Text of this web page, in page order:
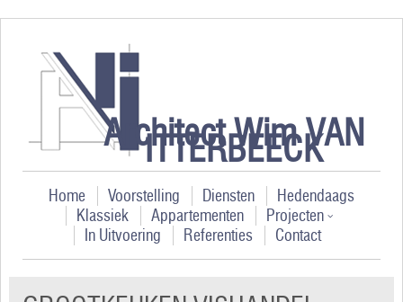
Architect Wim VAN
ITTERBEECK
Home Voorstelling Diensten
Hedendaags
Klassiek
Appartementen
Projecten
In Uitvoering
Referenties Contact